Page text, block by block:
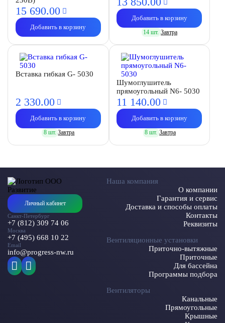
15 690.00
Добавить в корзину
Добавить в корзину
14 шт. Завтра
Вставка гибкая G- 5030
2 330.00
Добавить в корзину
8 шт. Завтра
Шумоглушитель
прямоугольный N6- 5030
11 140.00
Добавить в корзину
8 шт. Завтра
Личный кабинет
Санкт-Петербург
+7 (812) 309 74 06
Москва
+7 (495) 668 10 22
Email
info@progress-nw.ru
Наша компания
О компании
Гарантия и сервис
Доставка и способы оплаты
Контакты
Реквизиты
Вентиляционные установки
Приточно-вытяжные
Приточные
Для бассейна
Программы подбора
Вентиляторы
Канальные
Прямоугольные
Крышные